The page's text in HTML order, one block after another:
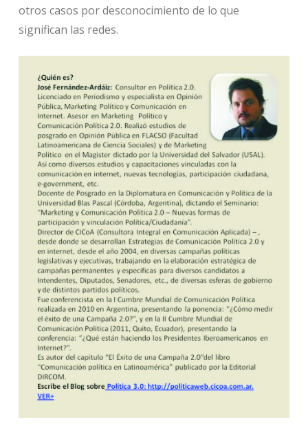
otros casos por desconocimiento de lo que
significan las redes.